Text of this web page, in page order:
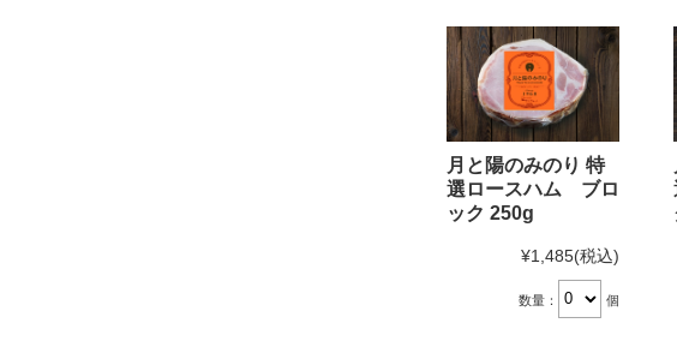
月と陽のみのり 特
選ロースハム ブロ
ック 250g
¥1,485(税込)
数量： 個